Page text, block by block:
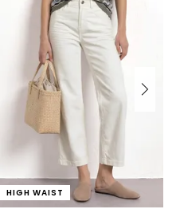
HIGH WAIST